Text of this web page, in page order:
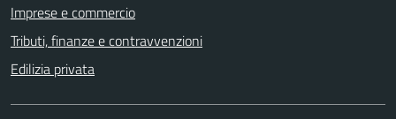
Imprese e commercio
Tributi, finanze e contravvenzioni
Edilizia privata